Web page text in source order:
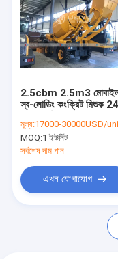
আমাদের সম্পর্কে
কারখানা ভ্রমণ
যোগাযোগ করুন
খবর
উদ্ধৃতির জন্য আবেদন
এলপিজি গ্যাস ট্যাংকার
2.5cbm 2.5m3
স্ব-লোডিং কংক্রিট মিশুক
মূল্য:17000-30000USD/
MOQ:1 ইউনিট
সর্বশেষ দাম পান
এখন যোগাযোগ